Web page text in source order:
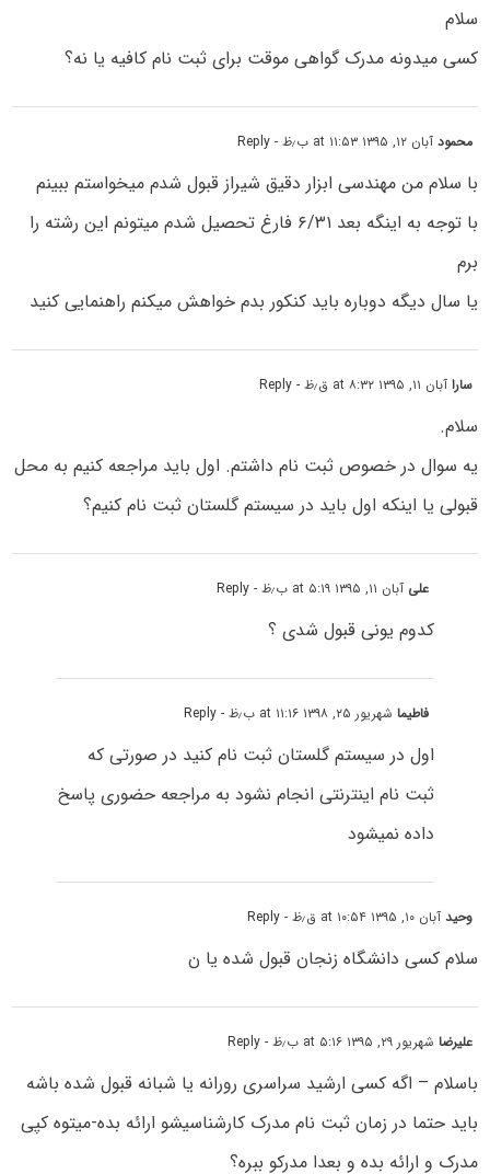
سلام
کسی میدونه مدرک گواهی موقت برای ثبت نام کافیه یا نه؟
محمودآبان ۱۲, ۱۳۹۵ at ۱۱:۵۳ ب٫ظ - Reply
با سلام من مهندسی ابزار دقیق شیراز قبول شدم میخواستم ببینم
با توجه به اینگه بعد ۶/۳۱ فارغ تحصیل شدم میتونم این رشته را
برم
یا سال دیگه دوباره باید کنکور بدم خواهش میکنم راهنمایی کنید
ساراآبان ۱۱, ۱۳۹۵ at ۸:۳۲ ق٫ظ - Reply
سلام.
یه سوال در خصوص ثبت نام داشتم. اول باید مراجعه کنیم به محل
قبولی یا اینکه اول باید در سیستم گلستان ثبت نام کنیم؟
علی آبان ۱۱, ۱۳۹۵ at ۵:۱۹ ب٫ظ - Reply
کدوم یونی قبول شدی ؟
فاطیماشهریور ۲۵, ۱۳۹۸ at ۱۱:۱۶ ب٫ظ - Reply
اول در سیستم گلستان ثبت نام کنید در صورتی که
ثبت نام اینترنتی انجام نشود به مراجعه حضوری پاسخ
داده نمیشود
وحیدآبان ۱۰, ۱۳۹۵ at ۱۰:۵۴ ق٫ظ - Reply
سلام کسی دانشگاه زنجان قبول شده یا ن
علیرضاشهریور ۲۹, ۱۳۹۵ at ۵:۱۶ ب٫ظ - Reply
باسلام – اگه کسی ارشید سراسری رورانه یا شبانه قبول شده باشه
باید حتما در زمان ثبت نام مدرک کارشناسیشو ارائه بده-میتوه کپی
مدرک و ارائه بده و بعدا مدرکو ببره؟